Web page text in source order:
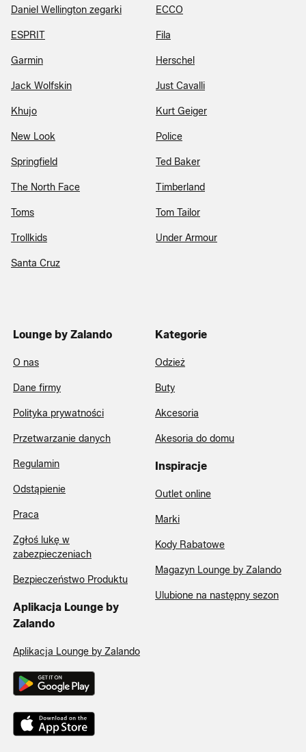
Daniel Wellington zegarki ECCO
ESPRIT Fila
Garmin Herschel
Jack Wolfskin Just Cavalli
Khujo Kurt Geiger
New Look Police
Springfield Ted Baker
The North Face Timberland
Toms Tom Tailor
Trollkids Under Armour
Santa Cruz
Lounge by Zalando
O nas
Dane firmy
Polityka prywatności
Przetwarzanie danych
Regulamin
Odstąpienie
Praca
Zgłoś lukę w
zabezpieczeniach
Bezpieczeństwo Produktu
Aplikacja Lounge by
Zalando
Aplikacja Lounge by Zalando
Kategorie
Odzież
Buty
Akcesoria
Akesoria do domu
Inspiracje
Outlet online
Marki
Kody Rabatowe
Magazyn Lounge by Zalando
Ulubione na następny sezon